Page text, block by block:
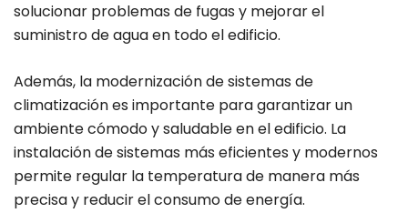
solucionar problemas de fugas y mejorar el
suministro de agua en todo el edificio.
Además, la modernización de sistemas de
climatización es importante para garantizar un
ambiente cómodo y saludable en el edificio. La
instalación de sistemas más eficientes y modernos
permite regular la temperatura de manera más
precisa y reducir el consumo de energía.